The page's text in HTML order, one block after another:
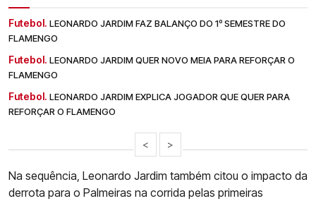
Futebol. LEONARDO JARDIM FAZ BALANÇO DO 1º SEMESTRE DO
FLAMENGO
Futebol. LEONARDO JARDIM QUER NOVO MEIA PARA REFORÇAR O
FLAMENGO
Futebol. LEONARDO JARDIM EXPLICA JOGADOR QUE QUER PARA
REFORÇAR O FLAMENGO
< >
Na sequência, Leonardo Jardim também citou o impacto da
derrota para o Palmeiras na corrida pelas primeiras